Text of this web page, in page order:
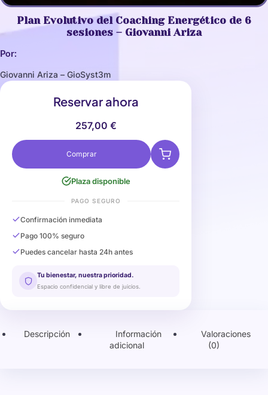
Plan Evolutivo del Coaching Energético de 6
sesiones – Giovanni Ariza
Por:
Giovanni Ariza – GioSyst3m
Reservar ahora
257,00 €
Comprar
Plaza disponible
PAGO SEGURO
Confirmación inmediata
Pago 100% seguro
Puedes cancelar hasta 24h antes
Tu bienestar, nuestra prioridad.
Espacio confidencial y libre de juicios.
Descripción
Información
adicional
Valoraciones
(0)